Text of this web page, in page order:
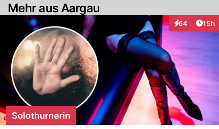
Mehr aus Aargau
64
Interaktionen
15h
Solothurnerin